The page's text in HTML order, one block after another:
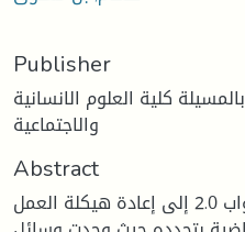
Publisher
كلية العلوم الانسانية
والاجتماعية
Abstract
من جهة أدى ظهور الواب 2.0 إلى إعادة هيكلة العمل